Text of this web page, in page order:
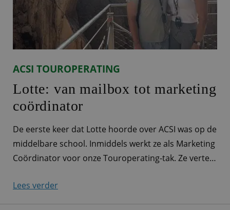
ACSI TOUROPERATING
Lotte: van mailbox tot marketing
coördinator
De eerste keer dat Lotte hoorde over ACSI was op de
middelbare school. Inmiddels werkt ze als Marketing
Coördinator voor onze Touroperating-tak. Ze vertelt
voor alle Touroperating-merken ‘Ieder ACSI-product
heeft zijn eigen productmarketeer. Bij Touroperating
Lees verder